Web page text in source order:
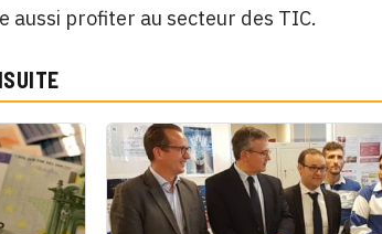
aussi profiter au secteur des TIC.